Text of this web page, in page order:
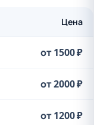
Цена
от 1500 ₽
от 2000 ₽
от 1200 ₽